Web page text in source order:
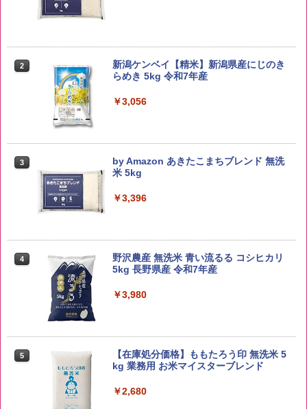
2
新潟ケンベイ【精米】新潟県産にじのき
らめき 5kg 令和7年産
￥3,056
3
by Amazon あきたこまちブレンド 無洗
米 5kg
￥3,396
4
野沢農産 無洗米 青い流るる コシヒカリ
5kg 長野県産 令和7年産
￥3,980
5
【在庫処分価格】ももたろう印 無洗米 5
kg 業務用 お米マイスターブレンド
￥2,680